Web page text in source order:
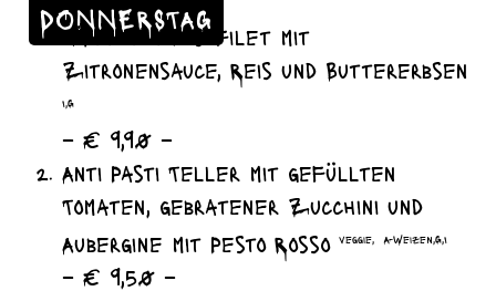
DONNERSTAG
Hähnchenbrustfilet mit
Zitronensauce, Reis und Buttererbsen
I,G
– € 9,90 –
Anti Pasti Teller mit gefüllten
Tomaten, gebratener Zucchini und
Aubergine mit Pesto Rosso veggie, A-Weizen,G,I
– € 9,50 –